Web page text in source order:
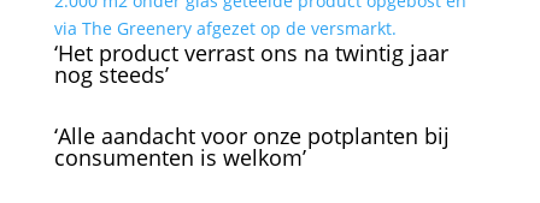
‘Het product verrast ons na twintig jaar
nog steeds’
‘Alle aandacht voor onze potplanten bij
consumenten is welkom’